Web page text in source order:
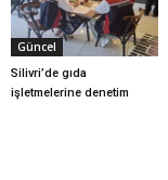
Güncel
Silivri’de gıda
işletmelerine denetim